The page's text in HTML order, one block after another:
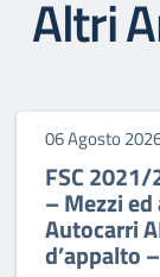
Altri
06 Agosto
FSC
– Mezzi
Autocarri
d’appalto